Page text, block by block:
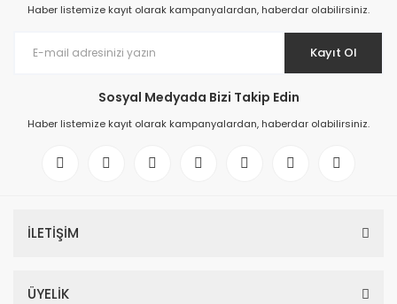
Haber listemize kayıt olarak kampanyalardan, haberdar olabilirsiniz.
Kayıt Ol
Sosyal Medyada Bizi Takip Edin
Haber listemize kayıt olarak kampanyalardan, haberdar olabilirsiniz.
İLETİŞİM
ÜYELİK